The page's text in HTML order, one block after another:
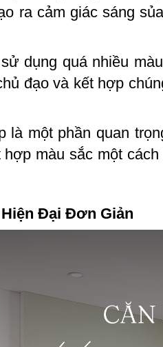
ra cảm giác sáng
dụng quá nhiều
đạo và kết hợp
là một phần quan
màu sắc một
Hiện Đại Đơn Giản